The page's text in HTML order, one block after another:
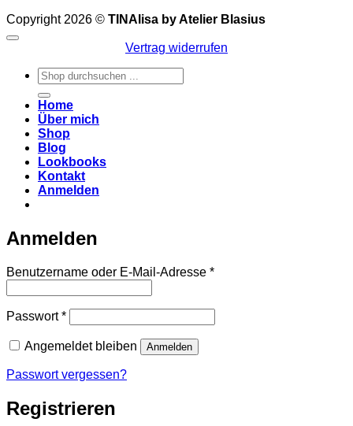
Copyright 2026 © TINAlisa by Atelier Blasius
Vertrag widerrufen
Suchen
nach:
Home
Über mich
Shop
Blog
Lookbooks
Kontakt
Anmelden
Anmelden
Benutzername oder E-Mail-Adresse *Erforderlich
Passwort*Erforderlich
Angemeldet bleiben Anmelden
Passwort vergessen?
Registrieren